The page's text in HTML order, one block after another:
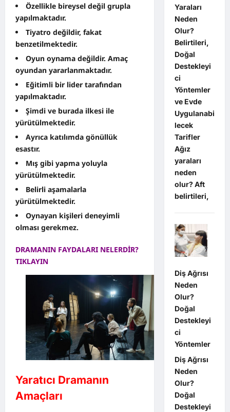
Özellikle bireysel değil grupla
yapılmaktadır.
Tiyatro değildir, fakat
benzetilmektedir.
Oyun oynama değildir. Amaç
oyundan yararlanmaktadır.
Eğitimli bir lider tarafından
yapılmaktadır.
Şimdi ve burada ilkesi ile
yürütülmektedir.
Ayrıca katılımda gönüllük
esastır.
Mış gibi yapma yoluyla
yürütülmektedir.
Belirli aşamalarla
yürütülmektedir.
Oynayan kişileri deneyimli
olması gerekmez.
DRAMANIN FAYDALARI NELERDİR?
TIKLAYIN
Yaratıcı Dramanın
Amaçları
Yaraları
Neden
Olur?
Belirtileri,
Doğal
Destekleyi
ci
Yöntemler
ve Evde
Uygulanabi
lecek
Tarifler
Ağız
yaraları
neden
olur? Aft
belirtileri,
Diş Ağrısı
Neden
Olur?
Doğal
Destekleyi
ci
Yöntemler
Diş Ağrısı
Neden
Olur?
Doğal
Destekleyi